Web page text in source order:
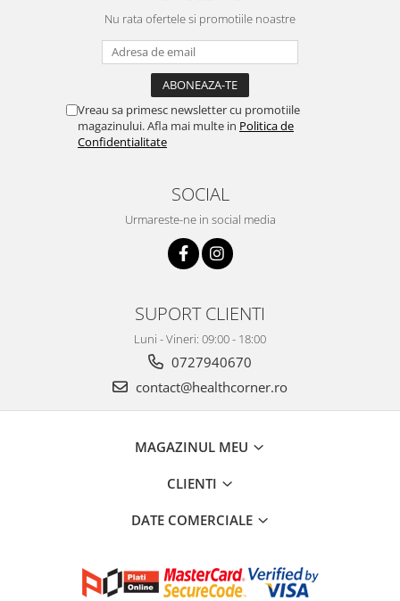
Nu rata ofertele si promotiile noastre
Vreau sa primesc newsletter cu promotiile
magazinului. Afla mai multe in Politica de
Confidentialitate
SOCIAL
Urmareste-ne in social media
SUPORT CLIENTI
Luni - Vineri: 09:00 - 18:00
0727940670
contact@healthcorner.ro
MAGAZINUL MEU
CLIENTI
DATE COMERCIALE